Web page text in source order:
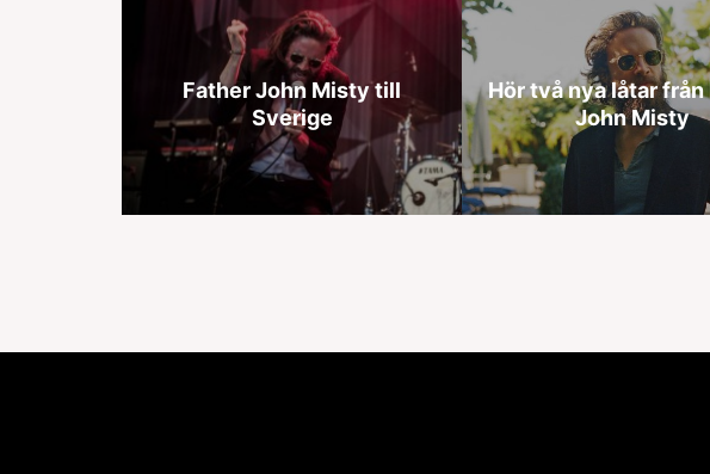
Father John Misty till
Sverige
Hör två nya låtar från
John Misty